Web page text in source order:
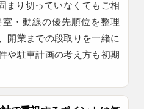
まり切っていなくてもご相
・動線の優先順位を整理
開業までの段取りを一緒に
や駐車計画の考え方も初期